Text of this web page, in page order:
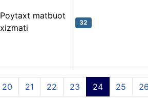
Poytaxt matbuot
xizmati
32
Страница 24 из 135
20 21 22 23 24 25